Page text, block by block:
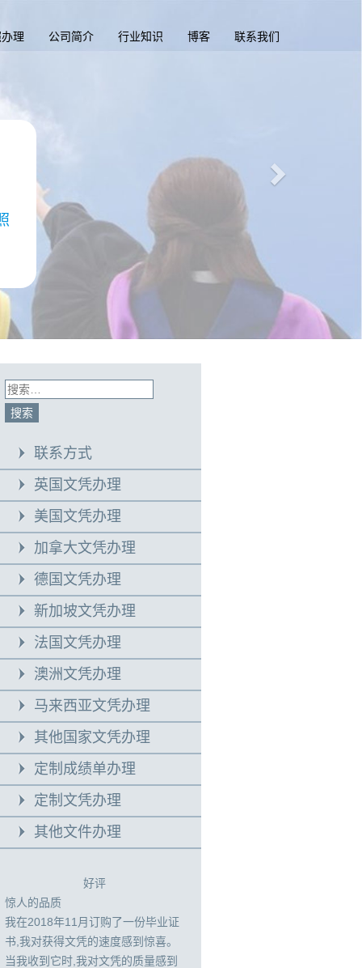
理 公司简介 行业知识 博客 联系我们
联系方式
英国文凭办理
美国文凭办理
加拿大文凭办理
德国文凭办理
新加坡文凭办理
法国文凭办理
澳洲文凭办理
马来西亚文凭办理
其他国家文凭办理
定制成绩单办理
定制文凭办理
其他文件办理
好评
惊人的品质
我在2018年11月订购了一份毕业证
书,我对获得文凭的速度感到惊喜。
当我收到它时,我对文凭的质量感到